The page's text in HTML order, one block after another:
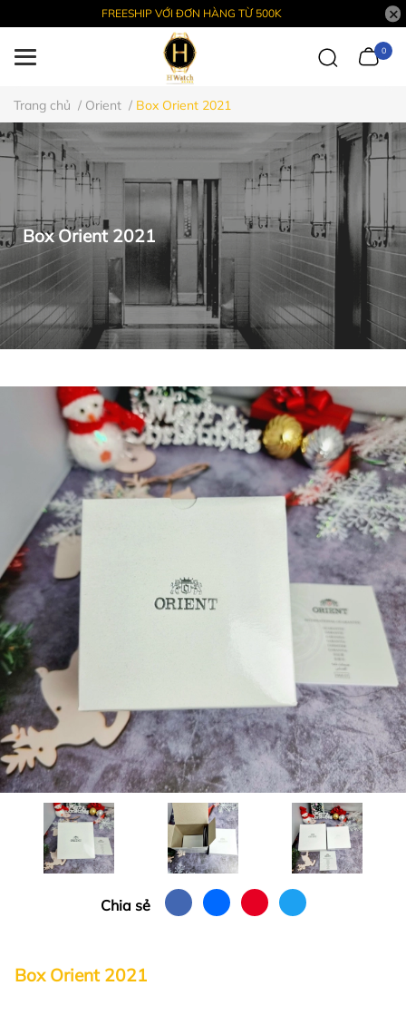
FREESHIP VỚI ĐƠN HÀNG TỪ 500K
0
Trang chủ / Orient / Box Orient 2021
Box Orient 2021
Chia sẻ
Box Orient 2021